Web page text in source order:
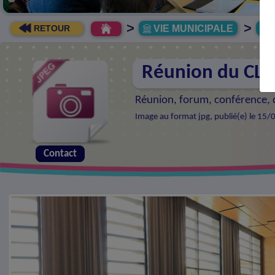
RETOUR > VIE MUNICIPALE >
Réunion du
Réunion, forum, conférence,
Image au format jpg, publié(e) le 15/
Contact